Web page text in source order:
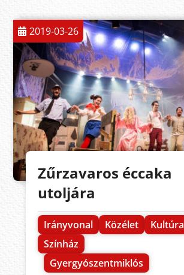
2019-03-26
Zűrzavaros éccaka
utoljára
Irányvonal Közélet
Kultúra
Színház
Gyergyószentmiklós